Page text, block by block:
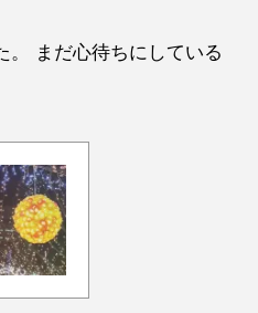
。 まだ心待ちにしている